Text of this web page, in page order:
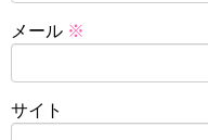
メール ※
サイト